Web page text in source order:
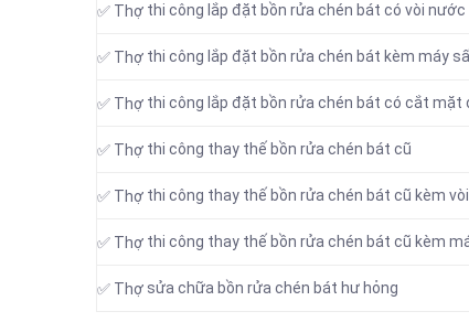
✅ Thợ thi công lắp đặt bồn rửa chén bát có vòi nước
✅ Thợ thi công lắp đặt bồn rửa chén bát kèm máy
✅ Thợ thi công lắp đặt bồn rửa chén bát có cắt mặt
✅ Thợ thi công thay thế bồn rửa chén bát cũ
✅ Thợ thi công thay thế bồn rửa chén bát cũ kèm
✅ Thợ thi công thay thế bồn rửa chén bát cũ kèm
✅ Thợ sửa chữa bồn rửa chén bát hư hỏng